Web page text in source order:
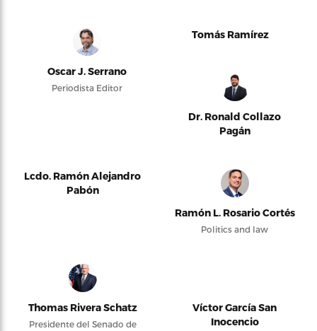
Oscar J. Serrano
Periodista Editor
Tomás Ramírez
Dr. Ronald Collazo
Pagán
Lcdo. Ramón Alejandro
Pabón
Ramón L. Rosario Cortés
Politics and law
Thomas Rivera Schatz
Presidente del Senado de
Víctor García San
Inocencio